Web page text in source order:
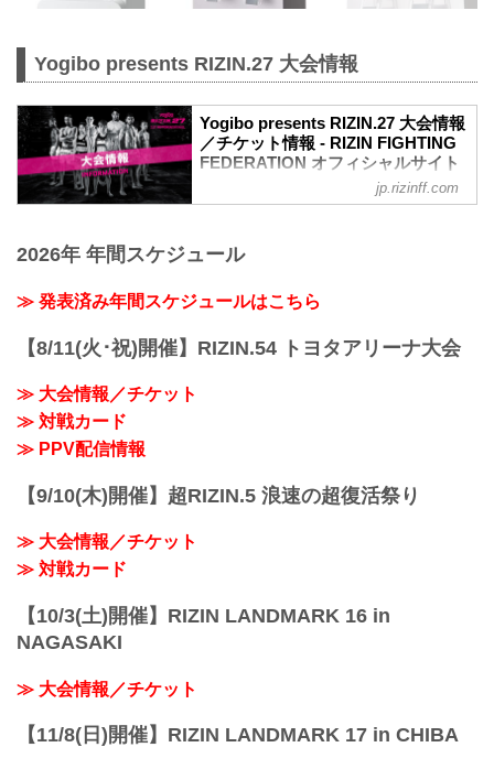
Yogibo presents RIZIN.27 大会情報
Yogibo presents RIZIN.27 大会情報
／チケット情報 - RIZIN FIGHTING
FEDERATION オフィシャルサイト
youtu.be
名称
日時
2021年3月21日（日）12:30開場／14:00開
※試合内容、イベント進行によって終了
jp.rizinff.com
2026年 年間スケジュール
≫ 発表済み年間スケジュールはこちら
【8/11(火･祝)開催】RIZIN.54 トヨタアリーナ大会
≫ 大会情報／チケット
≫ 対戦カード
≫ PPV配信情報
【9/10(木)開催】超RIZIN.5 浪速の超復活祭り
≫ 大会情報／チケット
≫ 対戦カード
【10/3(土)開催】RIZIN LANDMARK 16 in
NAGASAKI
≫ 大会情報／チケット
【11/8(日)開催】RIZIN LANDMARK 17 in CHIBA